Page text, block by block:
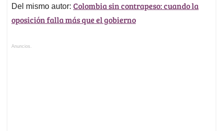
Del mismo autor: Colombia sin contrapeso: cuando la
oposición falla más que el gobierno
Anuncios.